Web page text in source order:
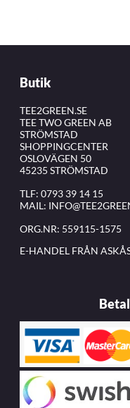
Butik
TEE2GREEN.SE
TEE TWO GREEN AB
STRÖMSTAD
SHOPPINGCENTER
OSLOVÄGEN 50
45235 STRÖMSTAD
TLF: 0793 39 14 15
MAIL:
ORG.NR: 559115-1575
E-HANDEL FRÅN